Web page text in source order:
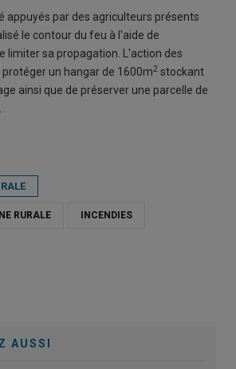
appuyés par des agriculteurs présents
le contour du feu à l'aide de
limiter sa propagation. L'action des
un hangar de 1600m2 stockant
ainsi que de préserver une parcelle de
RURALE INCENDIES
AUSSI